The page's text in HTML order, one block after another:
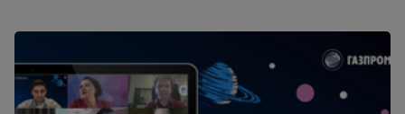
развивающей обратной связи